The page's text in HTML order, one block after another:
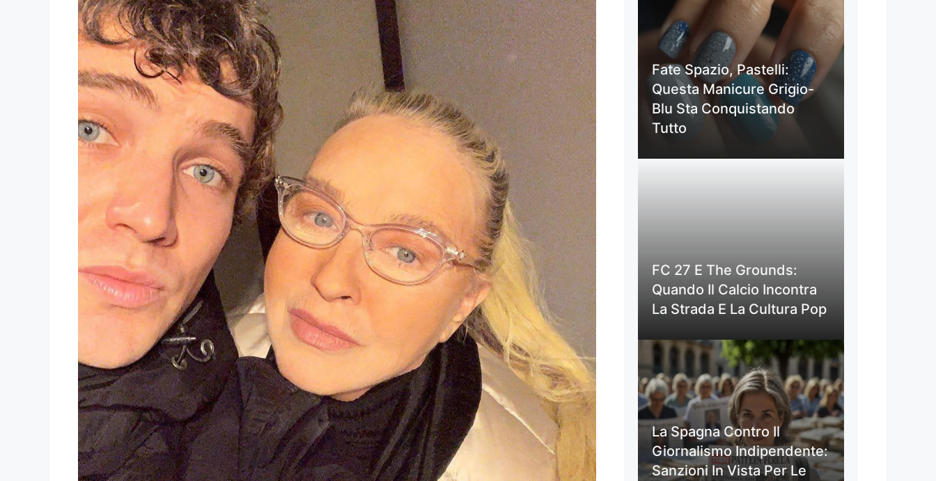
Fate Spazio, Pastelli:
Questa Manicure Grigio-
Blu Sta Conquistando
Tutto
FC 27 E The Grounds:
Quando Il Calcio Incontra
La Strada E La Cultura Pop
La Spagna Contro Il
Giornalismo Indipendente:
Sanzioni In Vista Per Le